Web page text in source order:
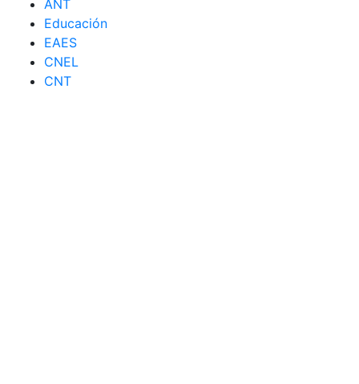
ANT
Educación
EAES
CNEL
CNT